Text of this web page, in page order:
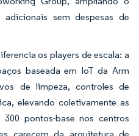
adicionais sem despesas de
os players de escala: a
baseada em IoT da Arm
de limpeza, controles de
elevando coletivamente as
pontos-base nos centros